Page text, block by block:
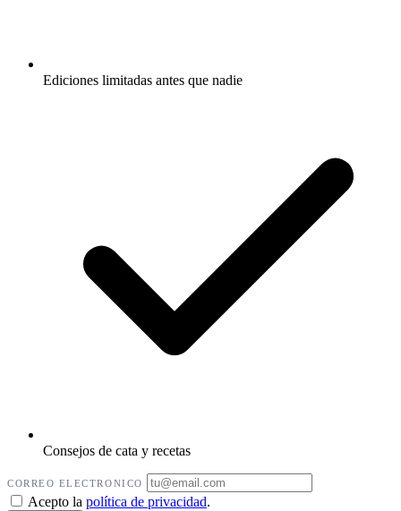
Ediciones limitadas antes que nadie
Consejos de cata y recetas
CORREO ELECTRONICO
Acepto la política de privacidad.